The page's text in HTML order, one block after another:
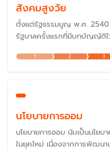
สังคมสูงวัย
ตั้งแต่รัฐธรรมนูญ พ.ศ. 2540
รัฐบาลครั้งแรกที่มีบทบัญญัติไ
ทุกรัฐบาลก็มีนโยบายต่อประช
ผู้สูงอายุดำรงชีวิตได้อย่างมีคุ
สังคมสูงอายุขั้นสุดยอด ทำให้
1 2 3
นโยบายการออม
นโยบายการออม นับเป็นนโย
ในยุคใหม่ เนื่องจากการพัฒนา